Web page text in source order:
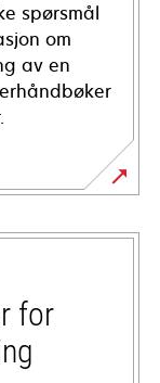
spørsmål
om
av en
for